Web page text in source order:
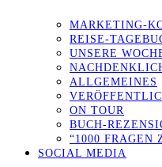
MARKETING-
REISE-
UNSERE
ALLGEMEINES
ON TOUR
BUCH-
“1000 FRAGEN
SOCIAL MEDIA